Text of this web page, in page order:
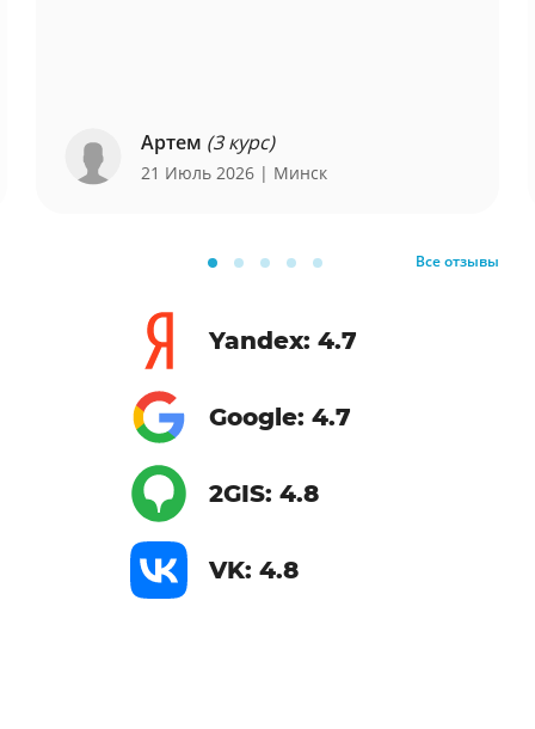
Артем (3 курс)
21 Июль 2026 | Минск
Все отзывы
Yandex: 4.7
Google: 4.7
2GIS: 4.8
VK: 4.8